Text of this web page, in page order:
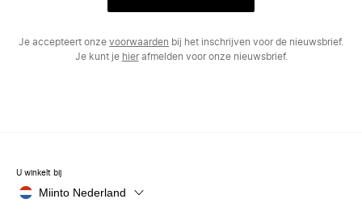
Je accepteert onze voorwaarden bij het inschrijven voor de nieuwsbrief.
Je kunt je hierafmelden voor onze nieuwsbrief.
U winkelt bij
Miinto Nederland